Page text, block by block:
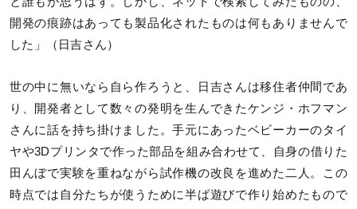
開発の痕跡はあっても製品化されたものは何もありませんで
した」（日吉さん）
世の中に無いなら自ら作ろうと、日吉さんは移住者仲間であ
り、開発者として数々の発明を生んできたケンジ・ホフマン
さんに話を持ち掛けました。手元にあったベビーカーのタイ
ヤや3Dプリンタで作った部品を組み合わせて、自身の借りた
田んぼで実験を重ねながら試作機の改良を進めた二人。この
時点では自分たちが使うために半ば遊びで作り始めたもので